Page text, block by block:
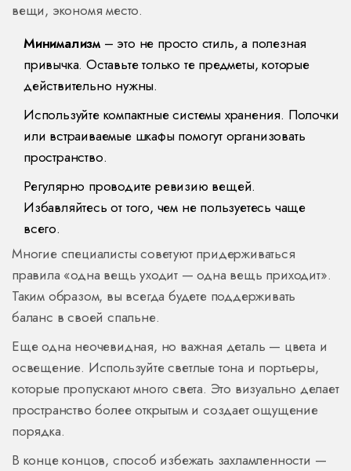
вещи, экономя место.
Минимализм – это не просто стиль, а полезная
привычка. Оставьте только те предметы, которые
действительно нужны.
Используйте компактные системы хранения. Полочки
или встраиваемые шкафы помогут организовать
пространство.
Регулярно проводите ревизию вещей.
Избавляйтесь от того, чем не пользуетесь чаще
всего.
Многие специалисты советуют придерживаться
правила «одна вещь уходит — одна вещь приходит».
Таким образом, вы всегда будете поддерживать
баланс в своей спальне.
Еще одна неочевидная, но важная деталь — цвета и
освещение. Используйте светлые тона и портьеры,
которые пропускают много света. Это визуально делает
пространство более открытым и создает ощущение
порядка.
В конце концов, способ избежать захламленности —